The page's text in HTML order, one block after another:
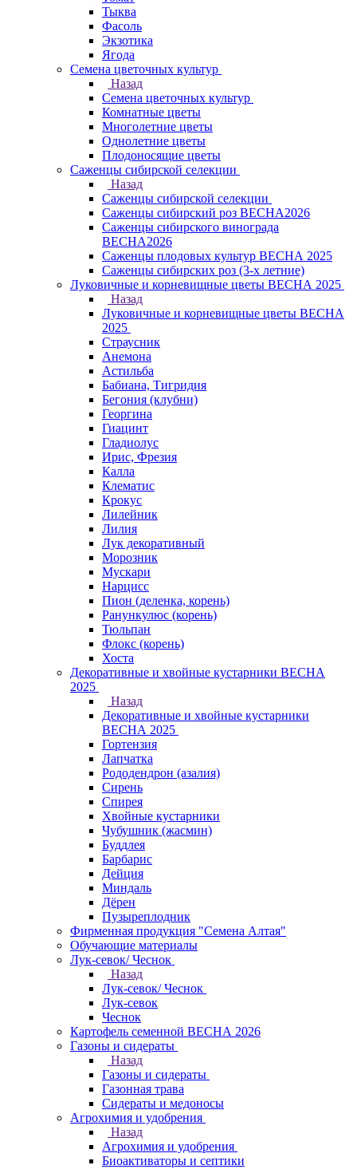
Тыква
Фасоль
Экзотика
Ягода
Семена цветочных культур
Назад
Семена цветочных культур
Комнатные цветы
Многолетние цветы
Однолетние цветы
Плодоносящие цветы
Саженцы сибирской селекции
Назад
Саженцы сибирской селекции
Саженцы сибирский роз ВЕСНА2026
Саженцы сибирского винограда
ВЕСНА2026
Саженцы плодовых культур ВЕСНА 2025
Саженцы сибирских роз (3-х летние)
Луковичные и корневищные цветы ВЕСНА 2025
Назад
Луковичные и корневищные цветы ВЕСНА
2025
Страусник
Анемона
Астильба
Бабиана, Тигридия
Бегония (клубни)
Георгина
Гиацинт
Гладиолус
Ирис, Фрезия
Калла
Клематис
Крокус
Лилейник
Лилия
Лук декоративный
Морозник
Мускари
Нарцисс
Пион (деленка, корень)
Ранункулюс (корень)
Тюльпан
Флокс (корень)
Хоста
Декоративные и хвойные кустарники ВЕСНА
2025
Назад
Декоративные и хвойные кустарники
ВЕСНА 2025
Гортензия
Лапчатка
Рододендрон (азалия)
Сирень
Спирея
Хвойные кустарники
Чубушник (жасмин)
Буддлея
Барбарис
Дейция
Миндаль
Дёрен
Пузыреплодник
Фирменная продукция "Семена Алтая"
Обучающие материалы
Лук-севок/ Чеснок
Назад
Лук-севок/ Чеснок
Лук-севок
Чеснок
Картофель семенной ВЕСНА 2026
Газоны и сидераты
Назад
Газоны и сидераты
Газонная трава
Сидераты и медоносы
Агрохимия и удобрения
Назад
Агрохимия и удобрения
Биоактиваторы и септики